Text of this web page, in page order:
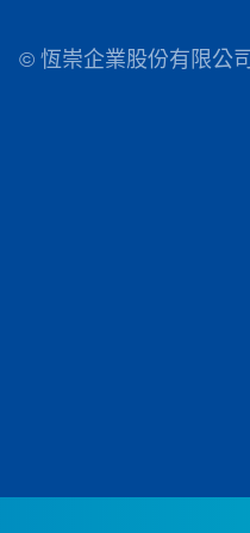
© 恆崇企業股份有限公司